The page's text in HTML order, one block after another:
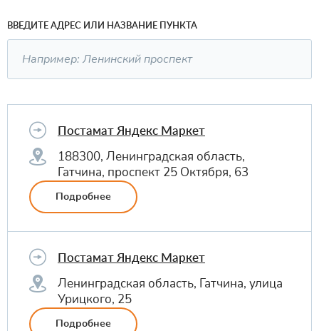
ВВЕДИТЕ АДРЕС ИЛИ НАЗВАНИЕ ПУНКТА
Постамат Яндекс Маркет
188300, Ленинградская область,
Гатчина, проспект 25 Октября, 63
Подробнее
Постамат Яндекс Маркет
Ленинградская область, Гатчина, улица
Урицкого, 25
Подробнее